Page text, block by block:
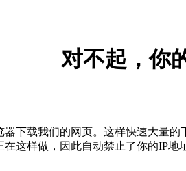
对不起，你
器下载我们的网页。这样快速大量
在这样做，因此自动禁止了你的IP